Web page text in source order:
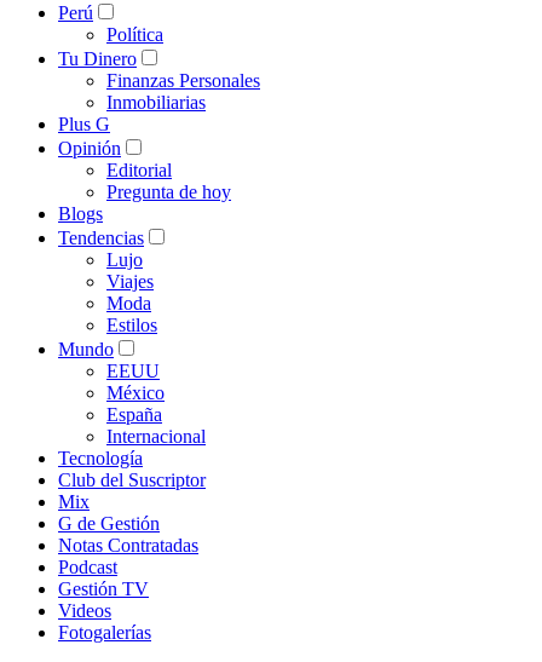
Perú
Política
Tu Dinero
Finanzas Personales
Inmobiliarias
Plus G
Opinión
Editorial
Pregunta de hoy
Blogs
Tendencias
Lujo
Viajes
Moda
Estilos
Mundo
EEUU
México
España
Internacional
Tecnología
Club del Suscriptor
Mix
G de Gestión
Notas Contratadas
Podcast
Gestión TV
Videos
Fotogalerías